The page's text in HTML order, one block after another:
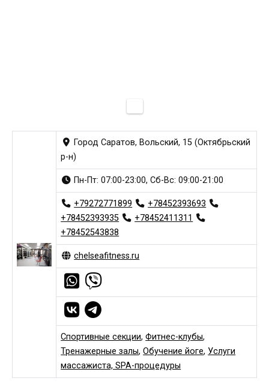
Город Саратов, Вольский, 15 (Октябрьский
р-н)
Пн-Пт: 07:00-23:00, Сб-Вс: 09:00-21:00
+79272771899
+78452393693
+78452393935
+78452411311
+78452543838
chelseafitness.ru
Спортивные секции,Фитнес-клубы,
Тренажерные залы,Обучение йоге,Услуги
массажиста, SPA-процедуры